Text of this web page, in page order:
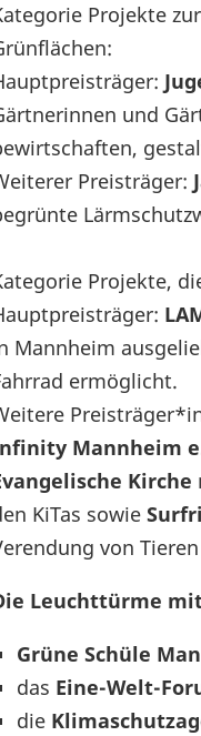
Projekte
und
Preisträger:
Projekte,
Mannheim
ermöglicht.
Mannheim
Kirche
KiTas sowie
von
Leuchttürme
Grüne Schüle
das Eine-Welt-
die